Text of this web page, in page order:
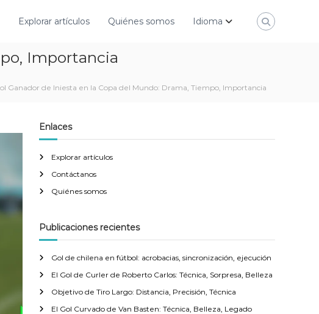
Explorar artículos Quiénes somos Idioma
Importancia
Ganador de Iniesta en la Copa del Mundo: Drama, Tiempo, Importancia
Enlaces
Explorar artículos
Contáctanos
Quiénes somos
Publicaciones recientes
Gol de chilena en fútbol: acrobacias, sincronización, ejecución
El Gol de Curler de Roberto Carlos: Técnica, Sorpresa, Belleza
Objetivo de Tiro Largo: Distancia, Precisión, Técnica
El Gol Curvado de Van Basten: Técnica, Belleza, Legado